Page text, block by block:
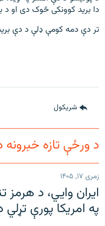
دا برید کوونکی څوک دی او
تر دې دمه کومې ډلې د دې
شريکول
د ورځې تازه خبرونه
زمری ۱۷, ۱۴۰۵
ایران وایي، د هرمز
په امریکا پورې